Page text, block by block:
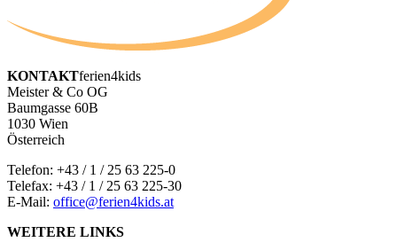
KONTAKTferien4kids
Meister & Co OG
Baumgasse 60B
1030 Wien
Österreich
Telefon: +43 / 1 / 25 63 225-0
Telefax: +43 / 1 / 25 63 225-30
E-Mail: office@ferien4kids.at
WEITERE LINKS